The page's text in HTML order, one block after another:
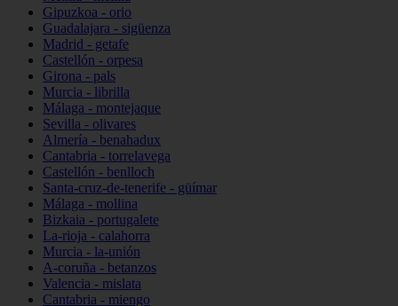
Gipuzkoa - orio
Guadalajara - sigüenza
Madrid - getafe
Castellón - orpesa
Girona - pals
Murcia - librilla
Málaga - montejaque
Sevilla - olivares
Almería - benahadux
Cantabria - torrelavega
Castellón - benlloch
Santa-cruz-de-tenerife - güímar
Málaga - mollina
Bizkaia - portugalete
La-rioja - calahorra
Murcia - la-unión
A-coruña - betanzos
Valencia - mislata
Cantabria - miengo